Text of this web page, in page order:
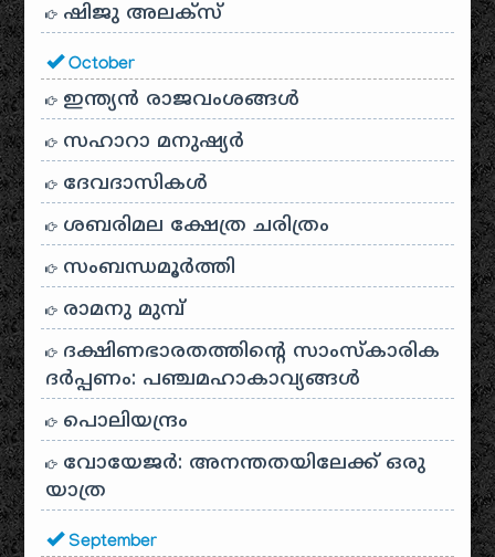
ഷിജു അലക്സ്
October
ഇന്ത്യൻ രാജവംശങ്ങൾ
സഹാറാ മനുഷ്യർ
ദേവദാസികൾ
ശബരിമല ക്ഷേത്ര ചരിത്രം
സംബന്ധമൂർത്തി
രാമനു മുമ്പ്
ദക്ഷിണഭാരതത്തിൻ്റെ സാംസ്കാരിക
ദർപ്പണം: പഞ്ചമഹാകാവ്യങ്ങൾ
പൊലിയന്ദ്രം
വോയേജർ: അനന്തതയിലേക്ക് ഒരു
യാത്ര
September